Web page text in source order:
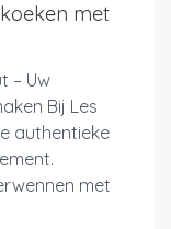
met
– Uw
Bij Les
authentieke
met